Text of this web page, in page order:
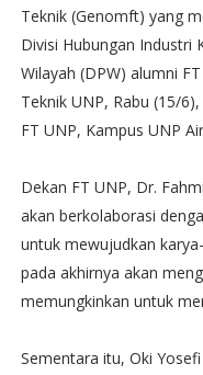
Teknik (Genomft) yang
Divisi Hubungan Industri
Wilayah (DPW) alumni
Teknik UNP, Rabu (15/
FT UNP, Kampus UNP
Dekan FT UNP, Dr.
akan berkolaborasi
untuk mewujudkan
pada akhirnya akan
memungkinkan untuk
Sementara itu, Oki